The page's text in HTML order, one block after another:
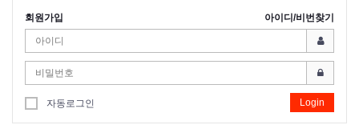
회원가입 아이디/비번찾기
자동로그인 Login